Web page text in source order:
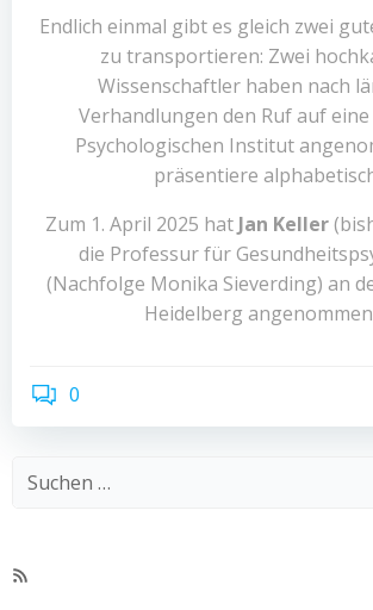
Endlich einmal gibt es gleich zwei
zu transportieren: Zwei
Wissenschaftler haben nach
Verhandlungen den Ruf auf eine
Psychologischen Institut
präsentiere
Zum 1. April 2025 hat Jan Keller
die Professur für
(Nachfolge Monika Sieverding) an
Heidelberg
0
RSS-